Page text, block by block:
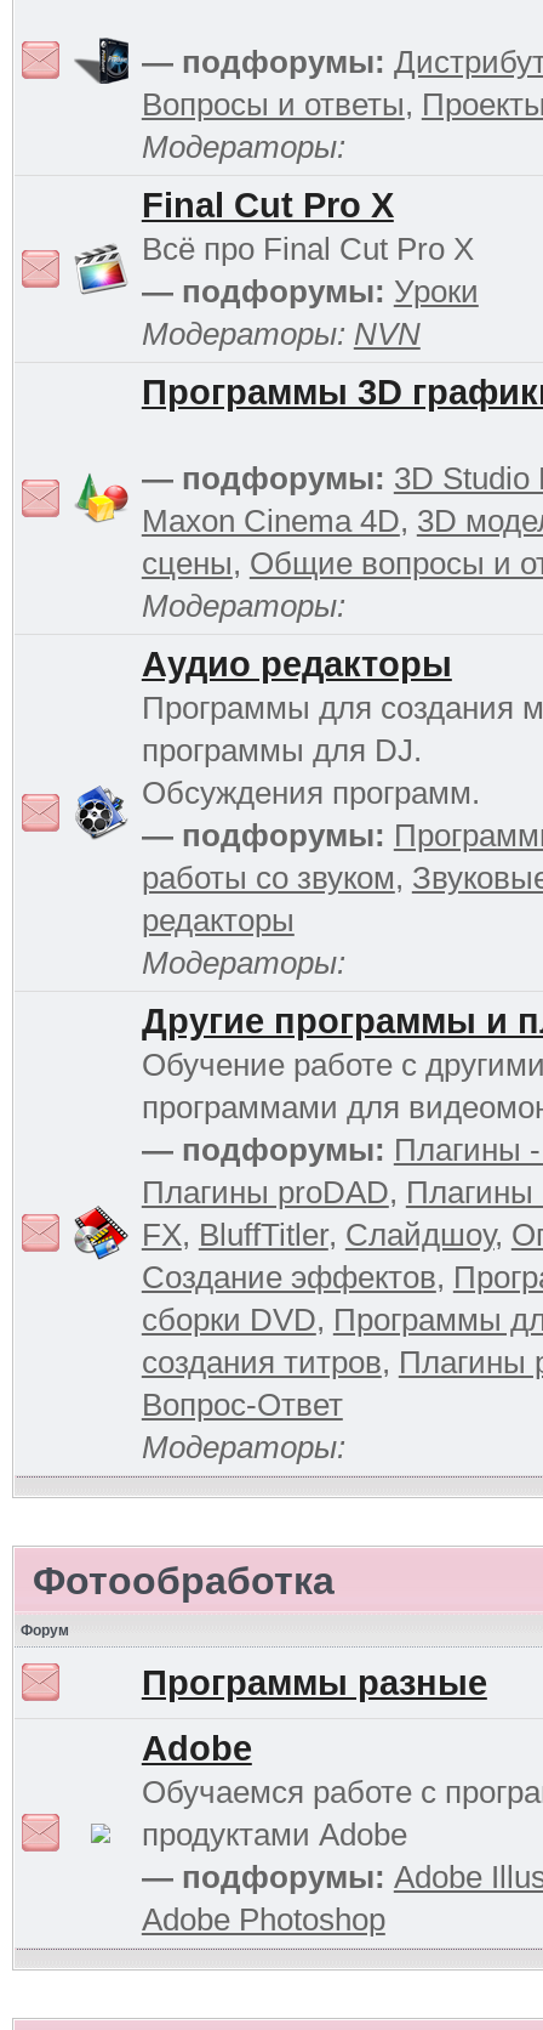
— подфорумы:
Вопросы и ответы,
Модераторы:
Final Cut Pro X
Всё про Final Cut Pro X
— подфорумы: Уроки
Модераторы: NVN
Программы 3D
— подфорумы: 3D Studio
Maxon Cinema 4D, 3D
сцены, Общие вопросы и
Модераторы:
Аудио редакторы
Программы для создания
программы для DJ.
Обсуждения программ.
— подфорумы:
работы со звуком,
редакторы
Модераторы:
Другие программы и
Обучение работе с
программами для
— подфорумы: Плагины
Плагины proDAD, Плагины
FX, BluffTitler, Слайдшоу,
Создание эффектов,
сборки DVD, Программы
создания титров, Плагины
Вопрос-Ответ
Модераторы:
Фотообработка
Форум
Программы разные
Adobe
Обучаемся работе с
продуктами Adobe
— подфорумы: Adobe
Adobe Photoshop